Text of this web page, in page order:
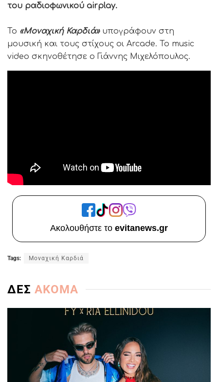
του ραδιοφωνικού airplay.
Το «Μοναχική Καρδιά» υπογράφουν στη
μουσική και τους στίχους οι Arcade. Το music
video σκηνοθέτησε ο Γιάννης Μιχελόπουλος.
Ακολουθήστε το evitanews.gr
Tags: Μοναχική Καρδιά
ΔΕΣ ΑΚΟΜΑ